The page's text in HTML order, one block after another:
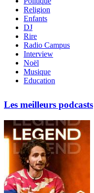
Religion
Enfants
DJ
Rire
Radio Campus
Interview
Noël
Musique
Education
Les meilleurs podcasts